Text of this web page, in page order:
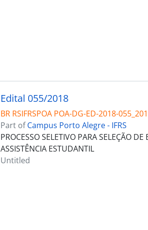
Edital 055/2018
BR RSIFRSPOA POA-DG-ED-2018-
Part ofCampus Porto Alegre - IFRS
PROCESSO SELETIVO PARA SELEÇÃO
ASSISTÊNCIA ESTUDANTIL
Untitled